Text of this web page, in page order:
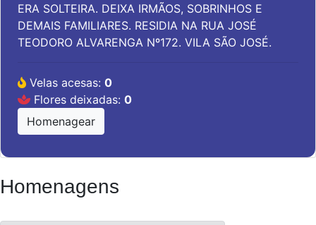
ERA SOLTEIRA. DEIXA IRMÃOS, SOBRINHOS E
DEMAIS FAMILIARES. RESIDIA NA RUA JOSÉ
TEODORO ALVARENGA Nº172. VILA SÃO JOSÉ.
Velas acesas: 0
Flores deixadas: 0
Homenagear
Homenagens